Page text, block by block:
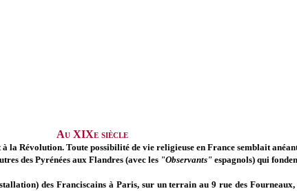
Au XIXe siècle
Révolution. Toute possibilité de vie religieuse en France semblait
des Pyrénées aux Flandres (avec les "Observants" espagnols) qui
des Franciscains à Paris, sur un terrain au 9 rue des